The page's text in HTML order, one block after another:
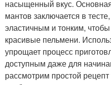
насыщенный вкус.
мантов заключается в
эластичным и тонким,
красивые пельмени.
упрощает процесс
доступным даже для
рассмотрим простой